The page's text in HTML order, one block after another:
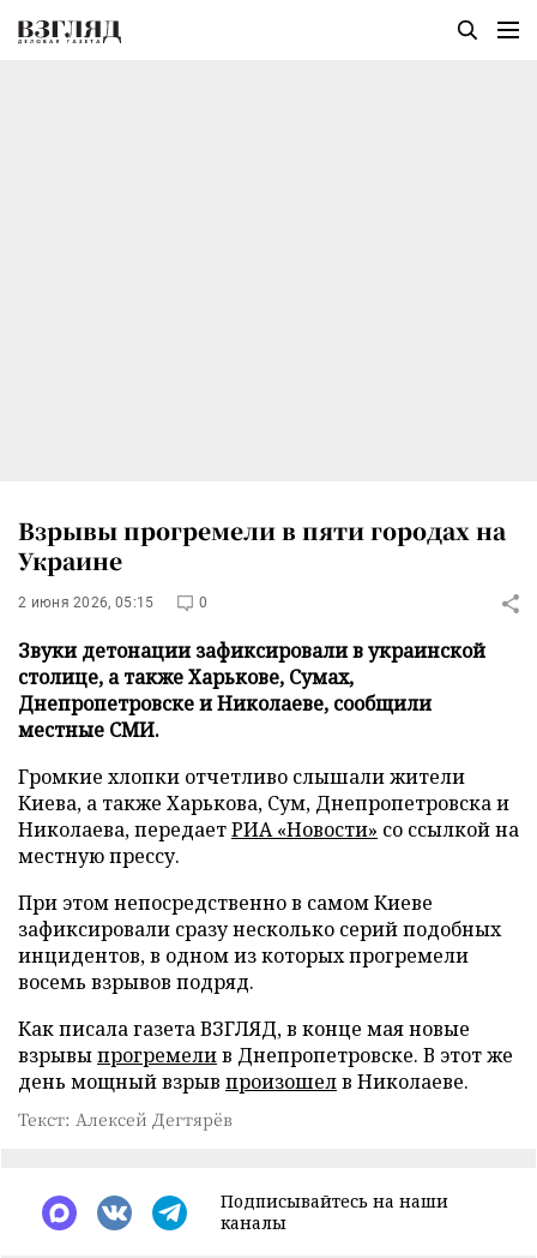
Взрывы прогремели в пяти городах на
Украине
2 июня 2026, 05:15 0
Звуки детонации зафиксировали в украинской
столице, а также Харькове, Сумах,
Днепропетровске и Николаеве, сообщили
местные СМИ.
Громкие хлопки отчетливо слышали жители
Киева, а также Харькова, Сум, Днепропетровска и
Николаева, передаетРИА «Новости» со ссылкой на
местную прессу.
При этом непосредственно в самом Киеве
зафиксировали сразу несколько серий подобных
инцидентов, в одном из которых прогремели
восемь взрывов подряд.
Как писала газета ВЗГЛЯД, в конце мая новые
взрывыпрогремелив Днепропетровске. В этот же
день мощный взрыв произошелв Николаеве.
Текст: Алексей Дегтярёв
Подписывайтесь на наши
каналы